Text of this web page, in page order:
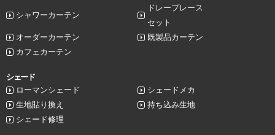
シャワーカーテン
ドレープレース
セット
オーダーカーテン
既製品カーテン
カフェカーテン
シェード
ローマンシェード
シェードメカ
生地貼り換え
持ち込み生地
シェード修理